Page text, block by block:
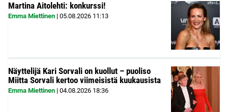
Martina Aitolehti: konkurssi!
Emma Miettinen | 05.08.2026 11:13
Näyttelijä Kari Sorvali on kuollut – puoliso
Miitta Sorvali kertoo viimeisistä kuukausista
Emma Miettinen | 04.08.2026 18:36